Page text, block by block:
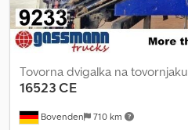
Bovenden 710 km
Tovorna dvigalka na tovornjaku
16523 CE